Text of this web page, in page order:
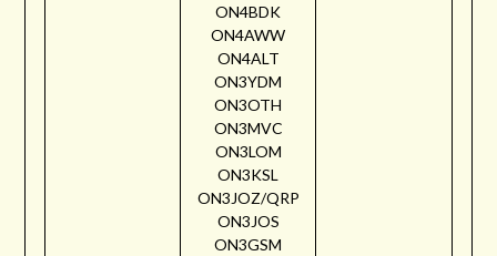
ON4BDK
ON4AWW
ON4ALT
ON3YDM
ON3OTH
ON3MVC
ON3LOM
ON3KSL
ON3JOZ/QRP
ON3JOS
ON3GSM